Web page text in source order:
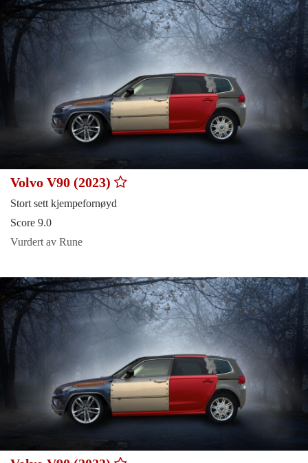
Volvo V90 (2023)
Stort sett kjempefornøyd
Score 9.0
Vurdert av Rune